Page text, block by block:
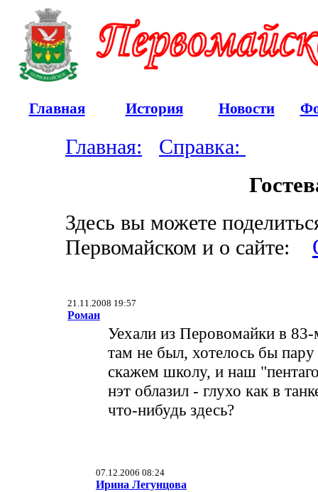
Главная История Новости
Главная: Справка:
Здесь вы можете
Первомайском и о сайте:
21.11.2008 19:57
Роман
Уехали из Перовомайки в
там не был, хотелось бы
скажем школу, и наш
нэт облазил - глухо как в
что-нибудь здесь?
07.12.2006 08:24
Ирина Легунцова